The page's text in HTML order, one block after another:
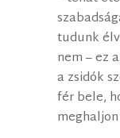
tudunk
nem – ez
a zsidók
fér bele,